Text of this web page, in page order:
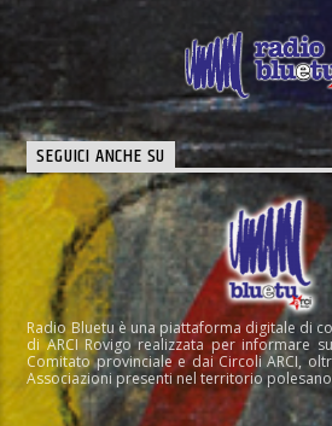
SEGUICI ANCHE SU
Radio Bluetu è una piattaforma digitale di
di ARCI Rovigo realizzata per informare
Comitato provinciale e dai Circoli ARCI,
Associazioni presenti nel territorio polesano